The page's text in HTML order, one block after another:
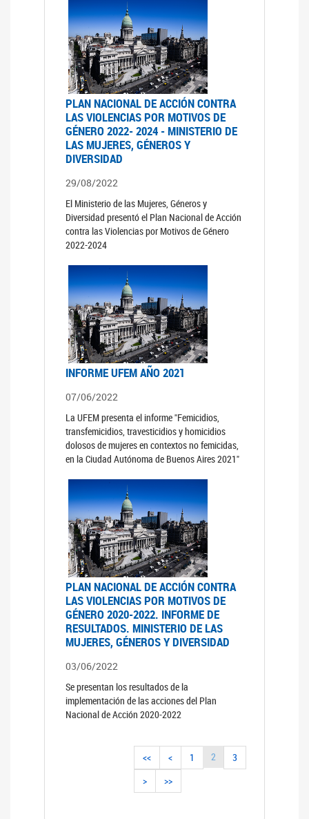
PLAN NACIONAL DE ACCIÓN CONTRA
LAS VIOLENCIAS POR MOTIVOS DE
GÉNERO 2022- 2024 - MINISTERIO DE
LAS MUJERES, GÉNEROS Y
DIVERSIDAD
29/08/2022
El Ministerio de las Mujeres, Géneros y
Diversidad presentó el Plan Nacional de Acción
contra las Violencias por Motivos de Género
2022-2024
INFORME UFEM AÑO 2021
07/06/2022
La UFEM presenta el informe "Femicidios,
transfemicidios, travesticidios y homicidios
dolosos de mujeres en contextos no femicidas,
en la Ciudad Autónoma de Buenos Aires 2021"
PLAN NACIONAL DE ACCIÓN CONTRA
LAS VIOLENCIAS POR MOTIVOS DE
GÉNERO 2020-2022. INFORME DE
RESULTADOS. MINISTERIO DE LAS
MUJERES, GÉNEROS Y DIVERSIDAD
03/06/2022
Se presentan los resultados de la
implementación de las acciones del Plan
Nacional de Acción 2020-2022
<< < 1 2
3
>
>>